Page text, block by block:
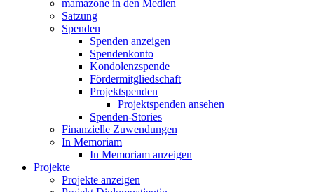
mamazone in den Medien
Satzung
Spenden
Spenden anzeigen
Spendenkonto
Kondolenzspende
Fördermitgliedschaft
Projektspenden
Projektspenden ansehen
Spenden-Stories
Finanzielle Zuwendungen
In Memoriam
In Memoriam anzeigen
Projekte
Projekte anzeigen